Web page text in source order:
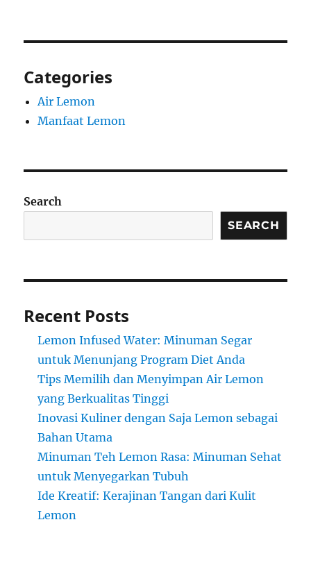
Categories
Air Lemon
Manfaat Lemon
Search
SEARCH
Recent Posts
Lemon Infused Water: Minuman Segar
untuk Menunjang Program Diet Anda
Tips Memilih dan Menyimpan Air Lemon
yang Berkualitas Tinggi
Inovasi Kuliner dengan Saja Lemon sebagai
Bahan Utama
Minuman Teh Lemon Rasa: Minuman Sehat
untuk Menyegarkan Tubuh
Ide Kreatif: Kerajinan Tangan dari Kulit
Lemon